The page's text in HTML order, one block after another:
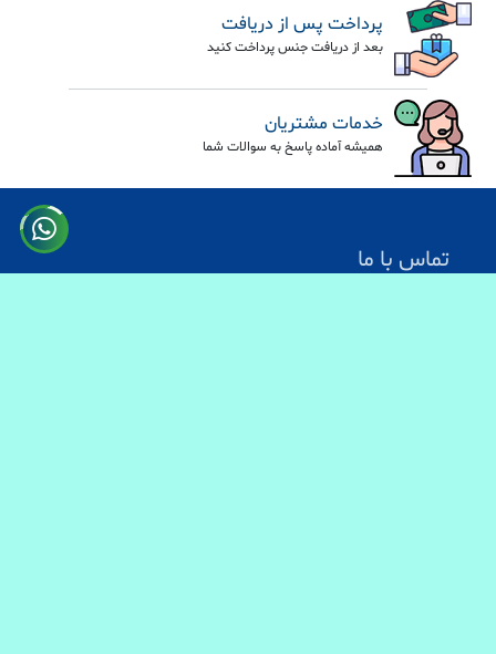
پرداخت پس از دریافت
بعد از دریافت جنس پرداخت کنید
خدمات مشتریان
همیشه آماده پاسخ به سوالات شما
تماس با ما